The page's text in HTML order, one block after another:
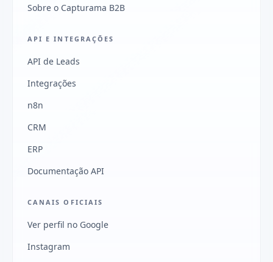
Sobre o Capturama B2B
API E INTEGRAÇÕES
API de Leads
Integrações
n8n
CRM
ERP
Documentação API
CANAIS OFICIAIS
Ver perfil no Google
Instagram